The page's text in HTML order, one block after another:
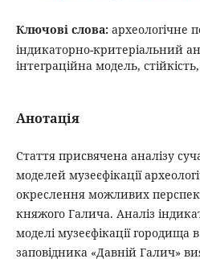
Ключові слова: археологічне
індикаторно-критеріальний
інтеграційна модель,
Анотація
Стаття присвячена аналізу
моделей музеєфікації
окреслення можливих
княжого Галича. Аналіз
моделі музеєфікації
заповідника «Давній Галич»